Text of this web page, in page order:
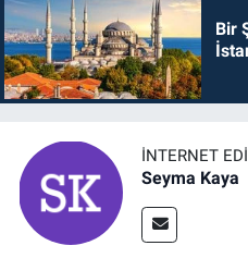
Bir
İNTERNET
Seyma Kaya